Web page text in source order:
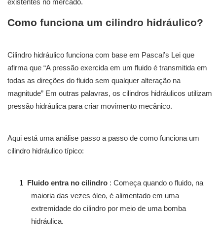
existentes no mercado.
Como funciona um cilindro hidráulico?
Cilindro hidráulico funciona com base em Pascal’s Lei que
afirma que “A pressão exercida em um fluido é transmitida em
todas as direções do fluido sem qualquer alteração na
magnitude” Em outras palavras, os cilindros hidráulicos utilizam
pressão hidráulica para criar movimento mecânico.
Aqui está uma análise passo a passo de como funciona um
cilindro hidráulico típico:
1 Fluido entra no cilindro : Começa quando o fluido, na
maioria das vezes óleo, é alimentado em uma
extremidade do cilindro por meio de uma bomba
hidráulica.